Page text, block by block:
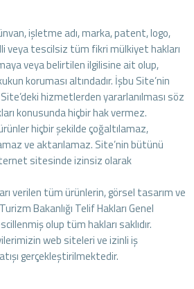
işletme adı, marka, patent, logo,
veya tescilsiz tüm fikri mülkiyet hakları
veya belirtilen ilgilisine ait olup,
koruması altındadır. İşbu Site’nin
hizmetlerden yararlanılması söz
konusunda hiçbir hak vermez.
hiçbir şekilde çoğaltılamaz,
ve aktarılamaz. Site’nin bütünü
sitesinde izinsiz olarak
verilen tüm ürünlerin, görsel tasarım ve
Bakanlığı Telif Hakları Genel
olup tüm hakları saklıdır.
web siteleri ve izinli iş
gerçekleştirilmektedir.